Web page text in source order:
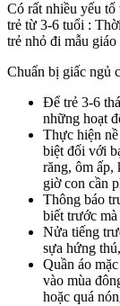
Có rất nhiều yếu
trẻ từ 3-6 tuổi :
trẻ nhỏ đi mẫu
Chuẩn bị giấc ngủ
Để trẻ 3-6
những hoạt
Thực hiện
biệt đối với
răng, ôm ấp,
giờ con cần
Thông báo
biết trước
Nửa tiếng
sựa hứng
Quần áo
vào mùa
hoặc quá